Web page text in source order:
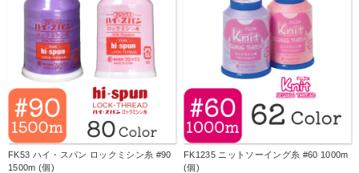
FK53 ハイ・スパン ロックミシン糸 #90
1500m (個)
FK1235 ニットソーイング糸 #60 1000m
(個)